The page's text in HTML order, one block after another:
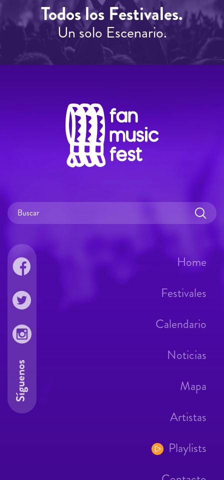
Todos los Festivales.
Un solo Escenario.
Home
Festivales
Calendario
Noticias
Mapa
Artistas
Playlists
Síguenos